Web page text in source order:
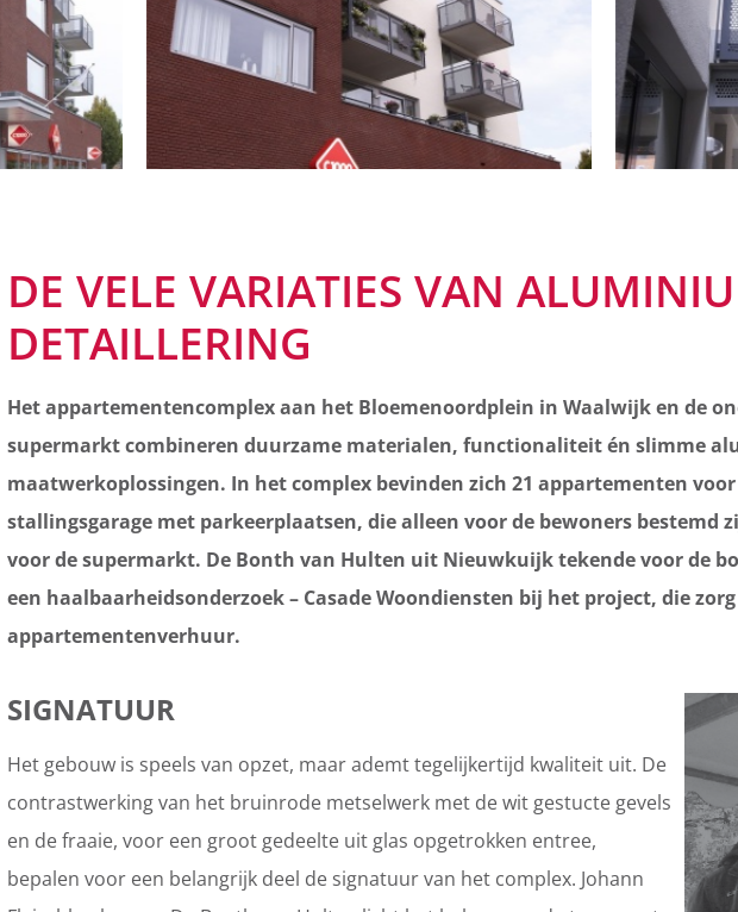
DE VELE VARIATIES VAN
DETAILLERING
Het appartementencomplex aan het Bloemenoordplein in Waalwijk en de
supermarkt combineren duurzame materialen, functionaliteit én slimme
maatwerkoplossingen. In het complex bevinden zich 21 appartementen
stallingsgarage met parkeerplaatsen, die alleen voor de bewoners bestemd
voor de supermarkt. De Bonth van Hulten uit Nieuwkuijk tekende voor de
een haalbaarheidsonderzoek – Casade Woondiensten bij het project, die
appartementenverhuur.
SIGNATUUR
Het gebouw is speels van opzet, maar ademt tegelijkertijd kwaliteit uit. De
contrastwerking van het bruinrode metselwerk met de wit gestucte gevels
en de fraaie, voor een groot gedeelte uit glas opgetrokken entree,
bepalen voor een belangrijk deel de signatuur van het complex. Johann